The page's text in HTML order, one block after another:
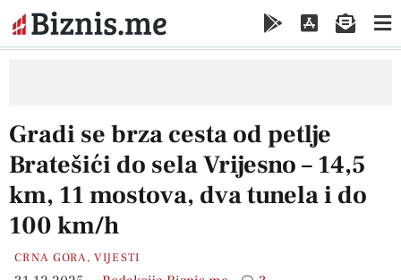
Gradi se brza cesta od petlje
Bratešići do sela Vrijesno – 14,5
km, 11 mostova, dva tunela i do
100 km/h
CRNA GORA,VIJESTI